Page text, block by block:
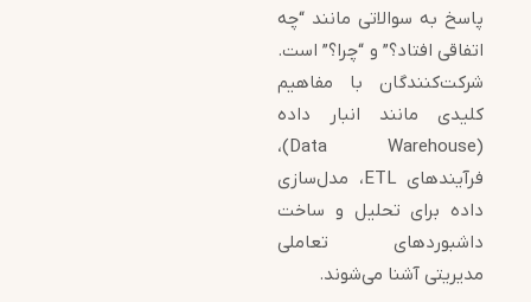
پاسخ به سوالاتی مانند “چه
اتفاقی افتاد؟” و “چرا؟” است.
شرکت‌کنندگان با مفاهیم
کلیدی مانند انبار داده
(Data Warehouse)،
فرآیندهای ETL، مدل‌سازی
داده برای تحلیل و ساخت
داشبوردهای تعاملی
مدیریتی آشنا می‌شوند.